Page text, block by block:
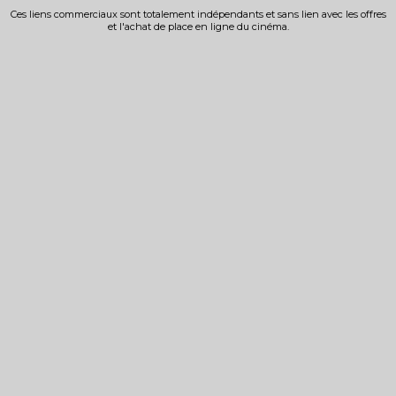
Ces liens commerciaux sont totalement indépendants et sans lien avec les offres
et l'achat de place en ligne du cinéma.